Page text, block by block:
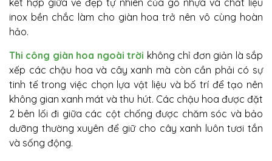
kết hợp giữa vẻ đẹp tự nhiên của gỗ nhựa và chất liệu
inox bền chắc làm cho giàn hoa trở nên vô cùng hoàn
hảo.
Thi công giàn hoa ngoài trời không chỉ đơn giản là sắp
xếp các chậu hoa và cây xanh mà còn cần phải có sự
tinh tế trong việc chọn lựa vật liệu và bố trí để tạo nên
không gian xanh mát và thu hút. Các chậu hoa được đặt
2 bên lối đi giữa các cột chống được chăm sóc và bảo
dưỡng thường xuyên để giữ cho cây xanh luôn tươi tắn
và sống động.